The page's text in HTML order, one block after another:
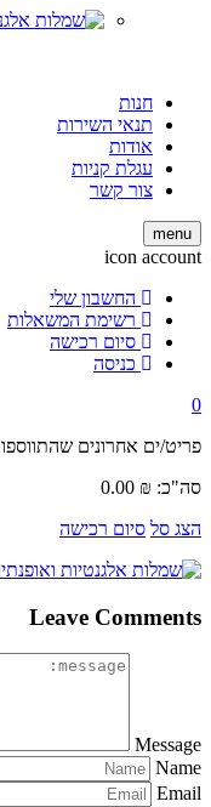
חנות
תנאי השירות
אודות
עגלת קניות
צור קשר
menu
icon account
החשבון שלי
רשימת המשאלות
סיום רכישה
כניסה
0
פריט/ים אחרונים שהתווספו
סה"כ:
0.00 ₪
הצג סל סיום רכישה
Leave Comments
Message
Name
Email